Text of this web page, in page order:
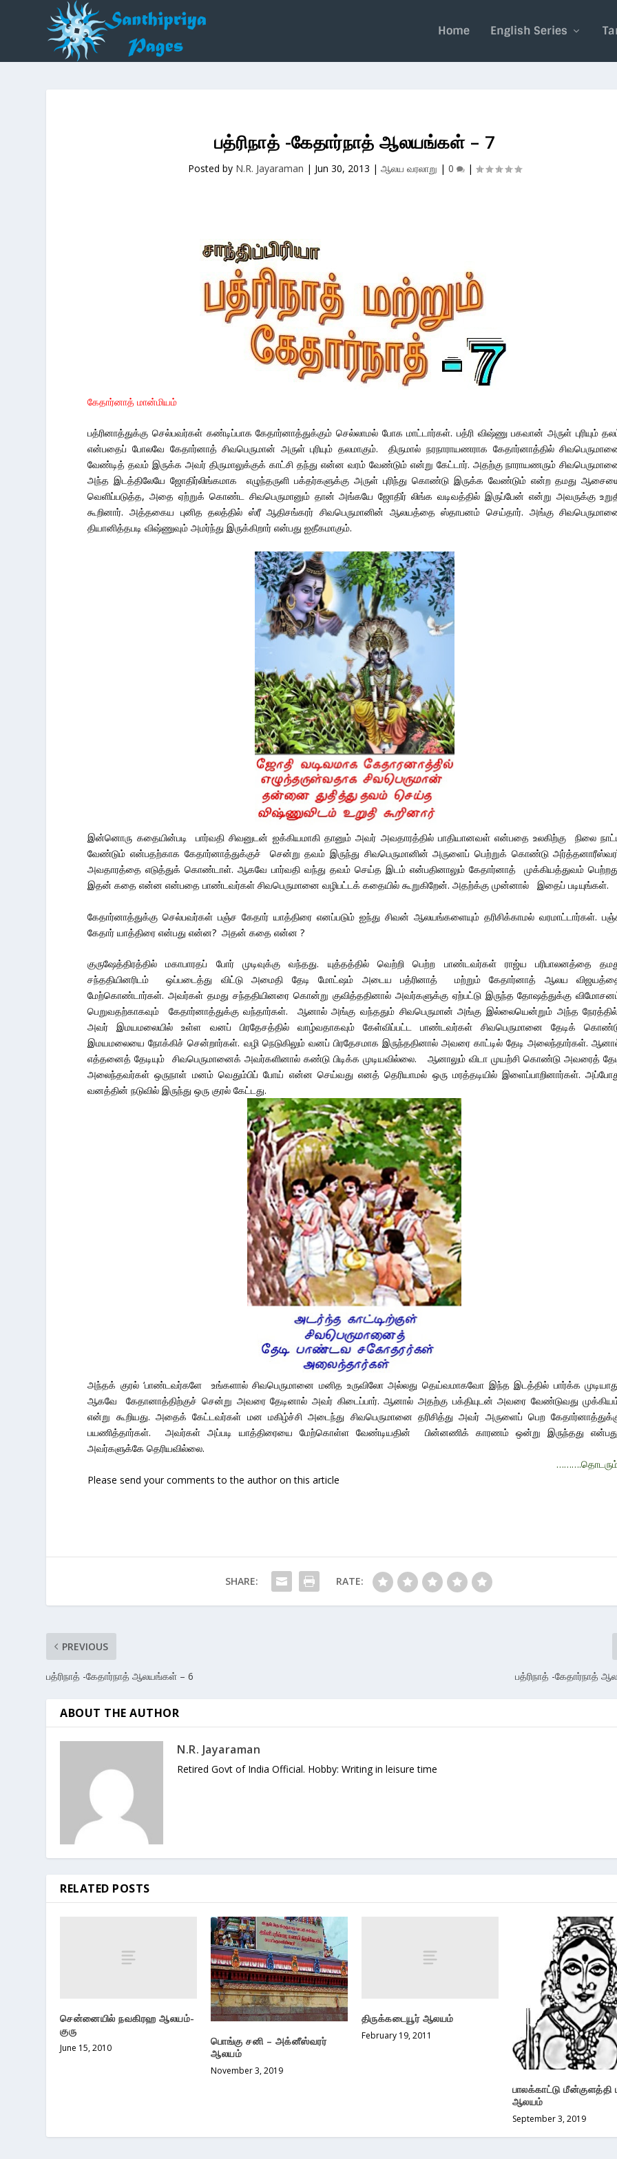
Home English Series
பத்ரிநாத் -கேதார்நாத் ஆலயங்கள் – 7
Posted by N.R. Jayaraman | Jun 30, 2013 | ஆலய வரலாறு | 0 |
கேதார்னாத் மான்மியம்
பத்ரினாத்துக்கு செல்பவர்கள் கண்டிப்பாக கேதார்னாத்துக்கும் செல்லாமல் போக மாட்டார்கள். பத்ரி விஷ்ணு பகவான் அருள் புரியும்
என்பதைப் போலவே கேதார்னாத் சிவபெருமான் அருள் புரியும் தலமாகும். திருமால் நரநாராயணராக கேதார்னாத்தில்
வேண்டித் தவம் இருக்க அவர் திருமாலுக்குக் காட்சி தந்து என்ன வரம் வேண்டும் என்று கேட்டார். அதற்கு நாராயணரும்
அந்த இடத்திலேயே ஜோதிர்லிங்கமாக எழுந்தருளி பக்தர்களுக்கு அருள் புரிந்து கொண்டு இருக்க வேண்டும் என்ற தமது
வெளிப்படுத்த, அதை ஏற்றுக் கொண்ட சிவபெருமானும் தான் அங்கயே ஜோதிர் லிங்க வடிவத்தில் இருப்பேன் என்று அவருக்கு
கூறினார். அத்தகைய புனித தலத்தில் ஸ்ரீ ஆதிசங்கரர் சிவபெருமானின் ஆலயத்தை ஸ்தாபனம் செய்தார். அங்கு
தியானித்தபடி விஷ்ணுவும் அமர்ந்து இருக்கிறார் என்பது ஐதீகமாகும்.
இன்னொரு கதையின்படி பார்வதி சிவனுடன் ஐக்கியமாகி தானும் அவர் அவதாரத்தில் பாதியானவள் என்பதை உலகிற்கு நிலை
வேண்டும் என்பதற்காக கேதார்னாத்துக்குச் சென்று தவம் இருந்து சிவபெருமானின் அருளைப் பெற்றுக் கொண்டு
அவதாரத்தை எடுத்துக் கொண்டாள். ஆகவே பார்வதி வந்து தவம் செய்த இடம் என்பதினாலும் கேதார்னாத் முக்கியத்துவம்
இதன் கதை என்ன என்பதை பாண்டவர்கள் சிவபெருமானை வழிபட்டக் கதையில் கூறுகிறேன். அதற்க்கு முன்னால் இதைப் படியுங்கள்.
கேதார்னாத்துக்கு செல்பவர்கள் பஞ்ச கேதார் யாத்திரை எனப்படும் ஐந்து சிவன் ஆலயங்களையும் தரிசிக்காமல் வரமாட்டார்கள்.
கேதார் யாத்திரை என்பது என்ன? அதன் கதை என்ன ?
குருஷேத்திரத்தில் மகாபாரதப் போர் முடிவுக்கு வந்தது. யுத்தத்தில் வெற்றி பெற்ற பாண்டவர்கள் ராஜ்ய பரிபாலனத்தை
சந்ததியினரிடம் ஒப்படைத்து விட்டு அமைதி தேடி மோட்ஷம் அடைய பத்ரினாத் மற்றும் கேதார்னாத் ஆலய
மேற்கொண்டார்கள். அவர்கள் தமது சந்ததியினரை கொன்று குவித்ததினால் அவர்களுக்கு ஏற்பட்டு இருந்த தோஷத்துக்கு
பெறுவதற்காகவும் கேதார்னாத்துக்கு வந்தார்கள். ஆனால் அங்கு வந்ததும் சிவபெருமான் அங்கு இல்லையென்றும் அந்த
அவர் இமயமலையில் உள்ள வனப் பிரதேசத்தில் வாழ்வதாகவும் கேள்விப்பட்ட பாண்டவர்கள் சிவபெருமானை தேடிக்
இமயமலையை நோக்கிச் சென்றார்கள். வழி நெடுகிலும் வனப் பிரதேசமாக இருந்ததினால் அவரை காட்டில் தேடி அலைந்தார்கள்.
எத்தனைத் தேடியும் சிவபெருமானைக் அவர்களினால் கண்டு பிடிக்க முடியவில்லை. ஆனாலும் விடா முயற்சி கொண்டு அவரைத்
அலைந்தவர்கள் ஒருநாள் மனம் வெதும்பிப் போய் என்ன செய்வது எனத் தெரியாமல் ஒரு மரத்தடியில் இளைப்பாறினார்கள்.
வனத்தின் நடுவில் இருந்து ஒரு குரல் கேட்டது.
அந்தக் குரல் ‘பாண்டவர்களே உங்களால் சிவபெருமானை மனித உருவிலோ அல்லது தெய்வமாகவோ இந்த இடத்தில் பார்க்க
ஆகவே கேதானாத்திற்குச் சென்று அவரை தேடினால் அவர் கிடைப்பார். ஆனால் அதற்கு பக்தியுடன் அவரை வேண்டுவது
என்று கூறியது. அதைக் கேட்டவர்கள் மன மகிழ்ச்சி அடைந்து சிவபெருமானை தரிசித்து அவர் அருளைப் பெற
பயணித்தார்கள். அவர்கள் அப்படி யாத்திரையை மேற்கொள்ள வேண்டியதின் பின்னணிக் காரணம் ஒன்று இருந்தது என்பது
அவர்களுக்கே தெரியவில்லை.
Please send your comments to the author on this article
SHARE: RATE:
PREVIOUS
பத்ரிநாத் -கேதார்நாத் ஆலயங்கள் – 6 பத்ரிநாத் -கேதார்நாத்
ABOUT THE AUTHOR
N.R. Jayaraman
Retired Govt of India Official. Hobby: Writing in leisure time
RELATED POSTS
சென்னையில் நவகிரஹ ஆலயம்-
குரு
June 15, 2010
பொங்கு சனி – அக்னீஸ்வரர்
ஆலயம்
November 3, 2019
திருக்கடையூர் ஆலயம்
February 19, 2011
பாலக்காட்டு மீன்குளத்தி
ஆலயம்
September 3, 2019